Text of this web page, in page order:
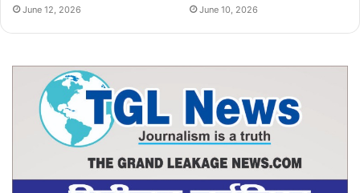
June 12, 2026 June 10, 2026